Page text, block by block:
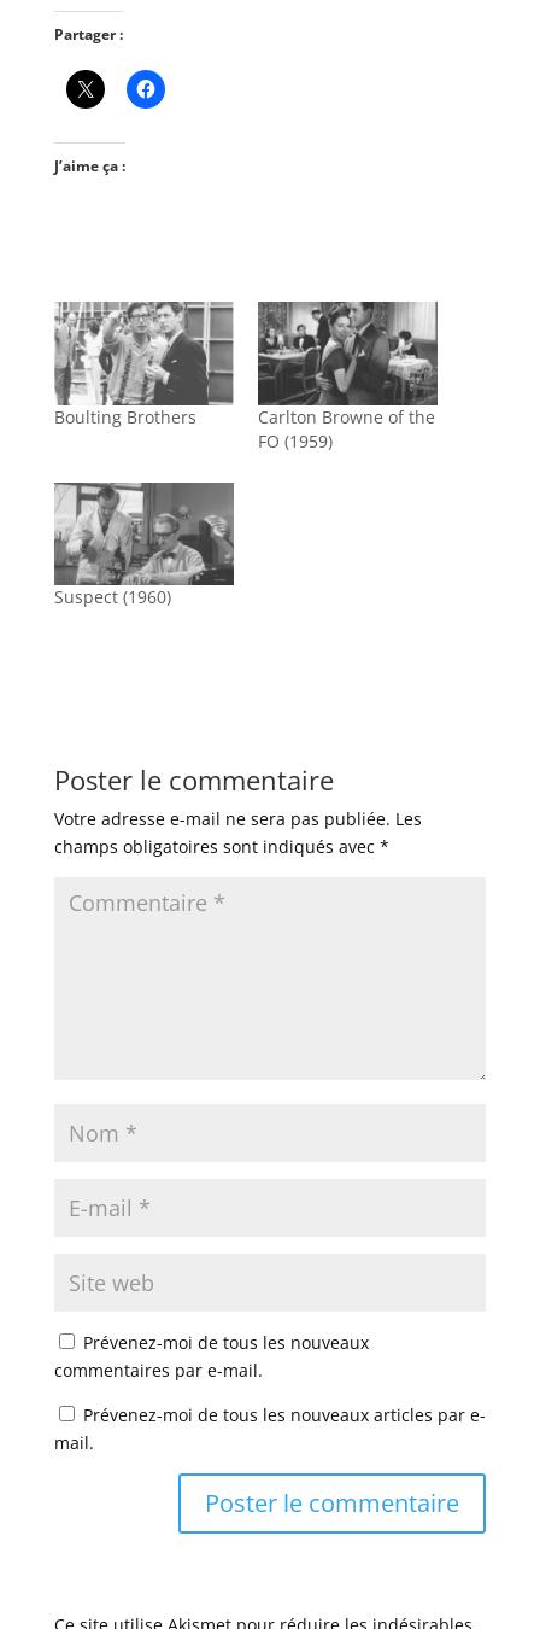
Partager :
J’aime ça :
Boulting Brothers
Carlton Browne of the
FO (1959)
Suspect (1960)
Poster le commentaire
Votre adresse e-mail ne sera pas publiée. Les
champs obligatoires sont indiqués avec *
Prévenez-moi de tous les nouveaux
commentaires par e-mail.
Prévenez-moi de tous les nouveaux articles par e-
mail.